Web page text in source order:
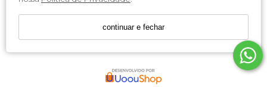
continuar e fechar
MCA CALCADOS / CNPJ: 52.233.219/0001-34